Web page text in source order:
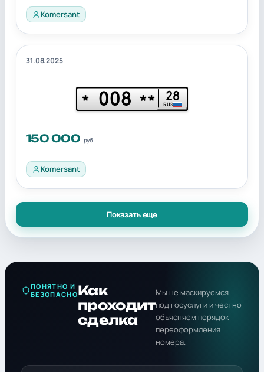
Komersant
31.08.2025
* 008 ** 28
RUS
150 000 руб
Komersant
Показать еще
ПОНЯТНО И
БЕЗОПАСНОКак
проходит
сделка
Мы не маскируемся
под госуслуги и честно
объясняем порядок
переоформления
номера.